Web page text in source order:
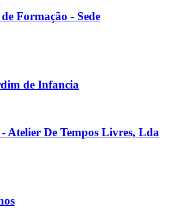
Formação - Sede
de Infancia
Atelier De Tempos Livres, Lda